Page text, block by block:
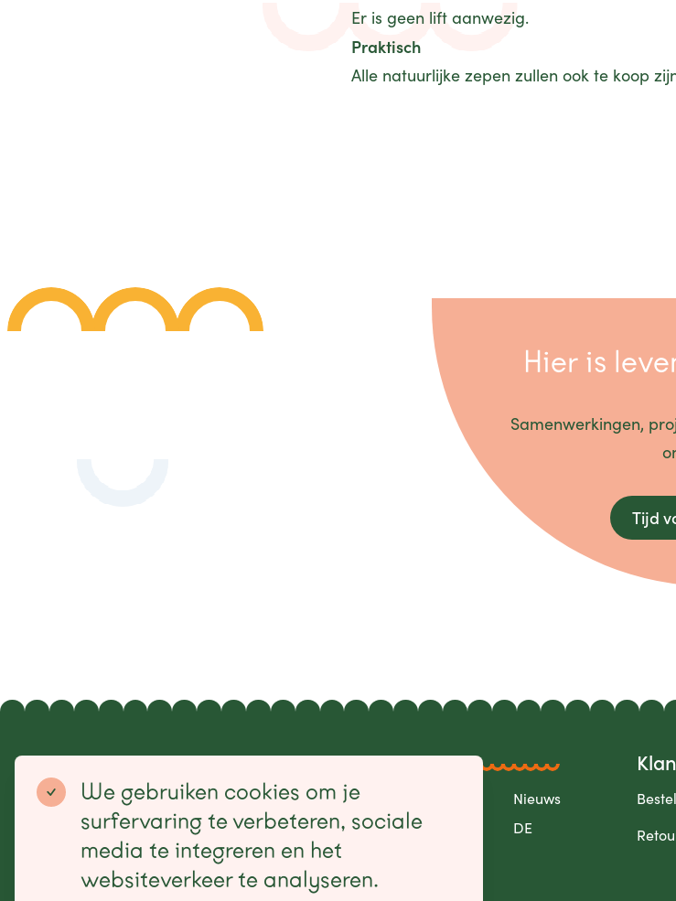
Er is geen lift aanwezig.
Praktisch
Alle natuurlijke zepen zullen ook te koop
Hier is
Samenwerkingen,
Tijd
Sitemap
Home Makers Label Agenda
Nieuws
Projecten
Contact Publicaties EN DE
We gebruiken cookies om je
surfervaring te verbeteren, sociale
media te integreren en het
websiteverkeer te analyseren.